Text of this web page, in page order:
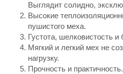
Выглядит солидно,
Высокие
пушистого меха.
Густота, шелковистость и
Мягкий и легкий мех не
нагрузку.
Прочность и практичность.